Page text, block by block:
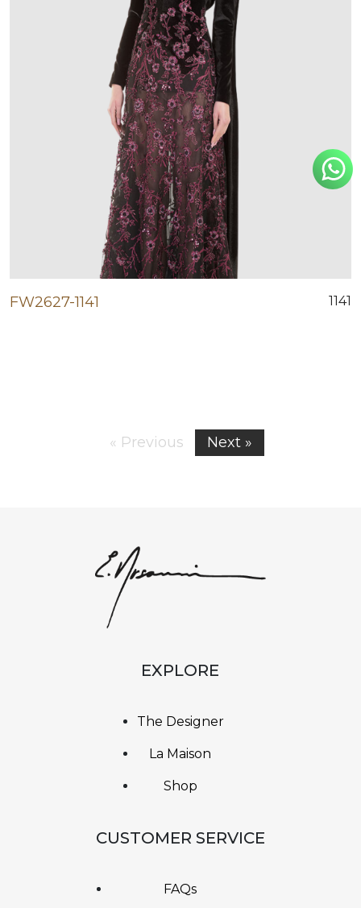
FW2627-1141 1141
« Previous Next »
EXPLORE
The Designer
La Maison
Shop
CUSTOMER SERVICE
FAQs